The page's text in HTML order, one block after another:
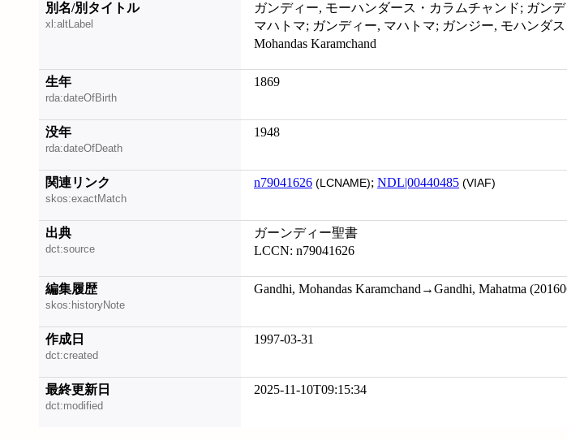
別名/別タイトル
xl:altLabel
ガンディー, モーハンダース・カラムチャンド; ガン
マハトマ; ガンディー, マハトマ; ガンジー, モハンダ
Mohandas Karamchand
生年
rda:dateOfBirth
1869
没年
rda:dateOfDeath
1948
関連リンク
skos:exactMatch
n79041626 (LCNAME); NDL|00440485 (VIAF)
出典
dct:source
ガーンディー聖書
LCCN: n79041626
編集履歴
skos:historyNote
Gandhi, Mohandas Karamchand→Gandhi, Mahatma
作成日
dct:created
1997-03-31
最終更新日
dct:modified
2025-11-10T09:15:34